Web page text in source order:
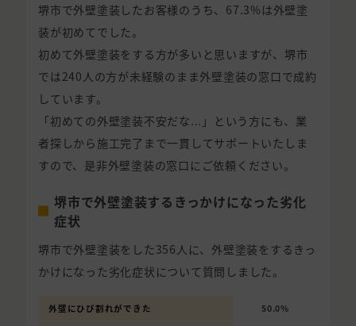
堺市で外壁塗装したお客様のうち、67.3%は外壁塗
装が初めてでした。
初めて外壁塗装をする方が多いと思いますが、堺市
では240人の方が未経験のまま外壁塗装の窓口で成約
しています。
「初めての外壁塗装不安だな...」という方にも、業
者探しから施工完了まで一貫してサポートいたしま
すので、是非外壁塗装の窓口にご依頼ください。
堺市で外壁塗装するきっかけになった劣化
症状
堺市で外壁塗装をした356人に、外壁塗装をするきっ
かけになった劣化症状について質問しました。
外壁にひび割れができた 50.0%